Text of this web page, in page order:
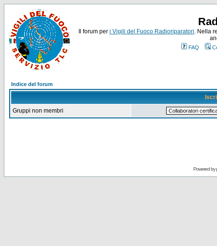
Il forum per i Vigili del Fuoco Radioriparatori. Nella
FAQ
Indice del forum
Gruppi non membri
Powered by